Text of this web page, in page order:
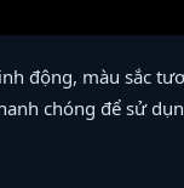
động, màu sắc
chóng để sử